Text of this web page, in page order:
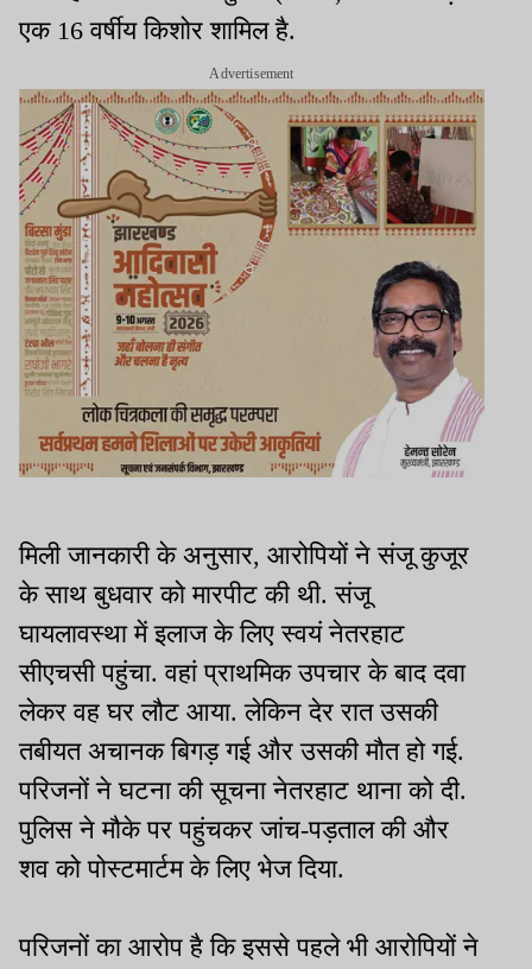
एक 16 वर्षीय किशोर शामिल है.
Advertisement
मिली जानकारी के अनुसार, आरोपियों ने संजू कुजूर
के साथ बुधवार को मारपीट की थी. संजू
घायलावस्था में इलाज के लिए स्वयं नेतरहाट
सीएचसी पहुंचा. वहां प्राथमिक उपचार के बाद दवा
लेकर वह घर लौट आया. लेकिन देर रात उसकी
तबीयत अचानक बिगड़ गई और उसकी मौत हो गई.
परिजनों ने घटना की सूचना नेतरहाट थाना को दी.
पुलिस ने मौके पर पहुंचकर जांच-पड़ताल की और
शव को पोस्टमार्टम के लिए भेज दिया.
परिजनों का आरोप है कि इससे पहले भी आरोपियों ने